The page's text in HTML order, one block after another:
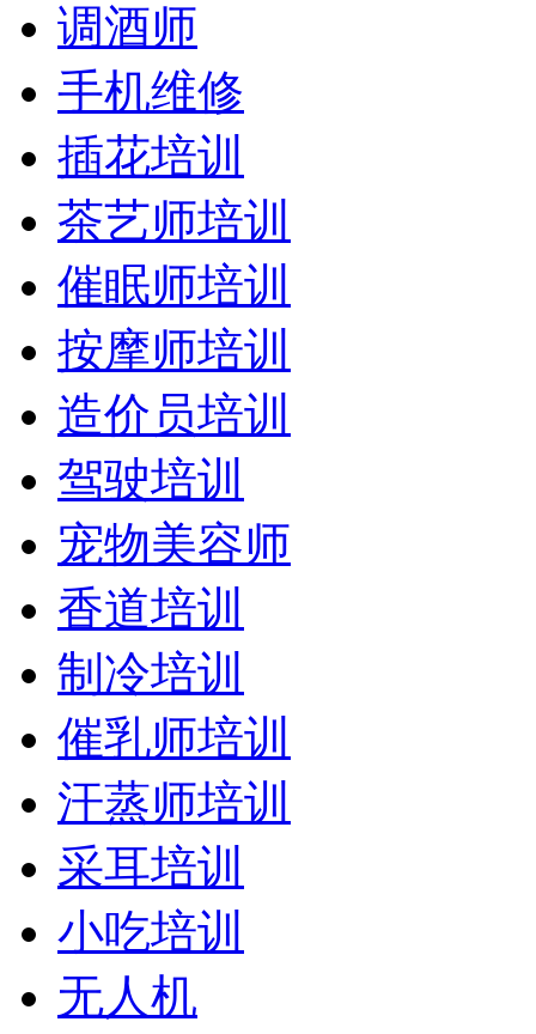
调酒师
手机维修
插花培训
茶艺师培训
催眠师培训
按摩师培训
造价员培训
驾驶培训
宠物美容师
香道培训
制冷培训
催乳师培训
汗蒸师培训
采耳培训
小吃培训
无人机